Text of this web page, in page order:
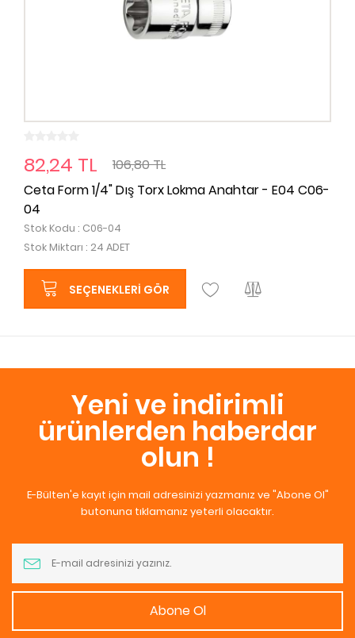
82,24 TL
106,80 TL
Ceta Form 1/4" Dış Torx Lokma Anahtar - E04 C06-
04
Stok Kodu : C06-04
Stok Miktarı : 24 ADET
SEÇENEKLERI GÖR
Yeni ve indirimli
ürünlerden haberdar
olun !
E-Bülten'e kayıt için mail adresinizi yazmanız ve "Abone Ol"
butonuna tıklamanız yeterli olacaktır.
Abone Ol